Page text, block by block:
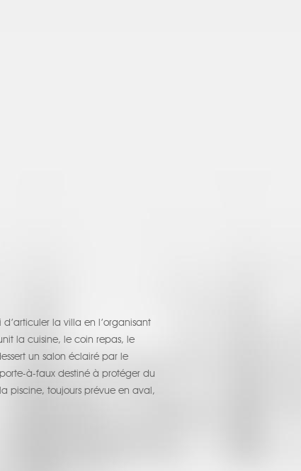
la villa en l’organisant
la cuisine, le coin repas, le
un salon éclairé par le
à-faux destiné à protéger du
piscine, toujours prévue en aval,